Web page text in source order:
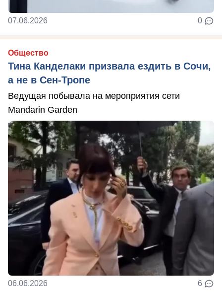
07.06.2026 0
Общество
Тина Канделаки призвала ездить в Сочи,
а не в Сен-Тропе
Ведущая побывала на мероприятия сети
Mandarin Garden
06.06.2026 6